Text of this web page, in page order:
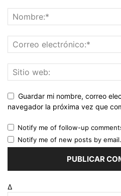
Guardar mi nombre, correo
navegador la próxima vez que
Notify me of follow-up
Notify me of new posts by email.
Δ